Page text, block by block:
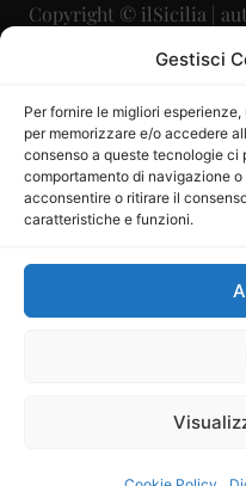
Gestisci
Per fornire le migliori
per memorizzare e/o accedere
consenso a queste tecnologie ci
comportamento di navigazione
acconsentire o ritirare il
caratteristiche e funzioni.
Copyright © ilSicilia |
Direttore
Direttore
Mercurio
iscritta al Registro degli
Sito gestito daLa